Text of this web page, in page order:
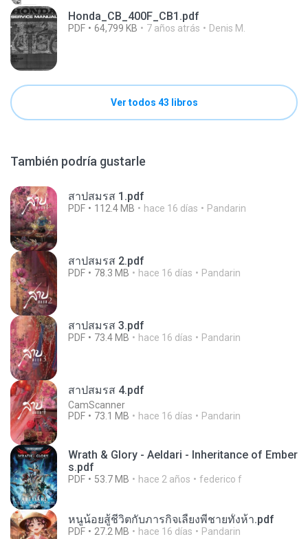
Honda_CB_400F_CB1.pdf
PDF 64,799 KB 7 años atrás Denis M.
Ver todos 43 libros
También podría gustarle
สาปสมรส 1.pdf
PDF 112.4 MB hace 16 días Pandarin
สาปสมรส 2.pdf
PDF 78.3 MB hace 16 días Pandarin
สาปสมรส 3.pdf
PDF 73.4 MB hace 16 días Pandarin
สาปสมรส 4.pdf
CamScanner
PDF
73.1 MB hace 16 días Pandarin
Wrath & Glory - Aeldari - Inheritance of Ember
s.pdf
PDF 53.7 MB hace 2 años federico f
หนูน้อยสู้ชีวิตกับภารกิจเลี้ยงพี่ชายทั้งห้า.pdf
PDF 27.2 MB hace 16 días Pandarin